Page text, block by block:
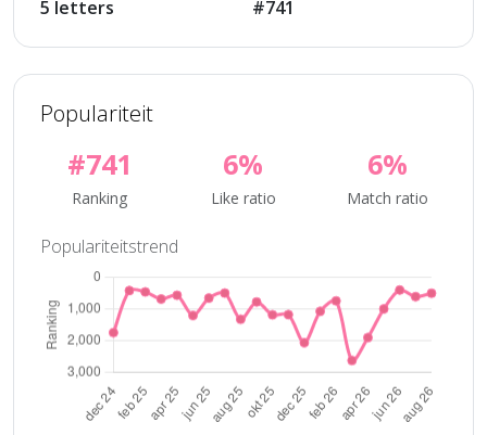
5 letters #741
Populariteit
#741
Ranking
6%
Like ratio
6%
Match ratio
Populariteitstrend